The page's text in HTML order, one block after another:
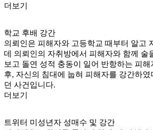
더보기
학교 후배 강간
의뢰인은 피해자와 고등학교 때부터 알고
데 의뢰인의 자취방에서 피해자와 함께 술
보고 돌연 성적 충동이 일어 반항하는 피
후, 자신의 침대에 눕혀 피해자를 강간하
던 사건입니다.
더보기
트위터 미성년자 성매수 및 강간